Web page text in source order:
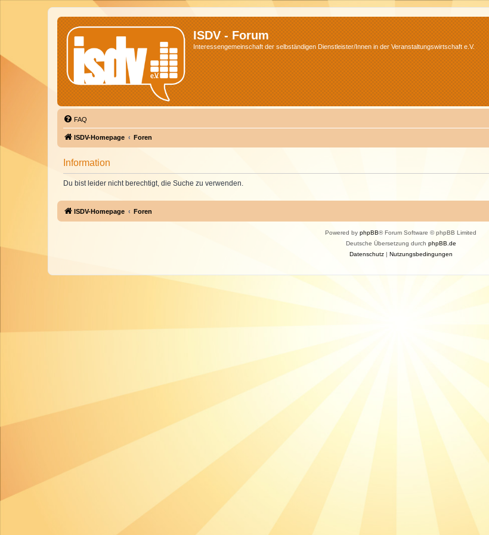
ISDV - Forum
Interessengemeinschaft der selbständigen Dienstleister/Innen in der Veranstaltungswirtschaft e.V.
FAQ
ISDV-Homepage Foren
Information
Du bist leider nicht berechtigt, die Suche zu verwenden.
ISDV-Homepage Foren
Powered by phpBB® Forum Software © phpBB Limited
Deutsche Übersetzung durch phpBB.de
Datenschutz| Nutzungsbedingungen